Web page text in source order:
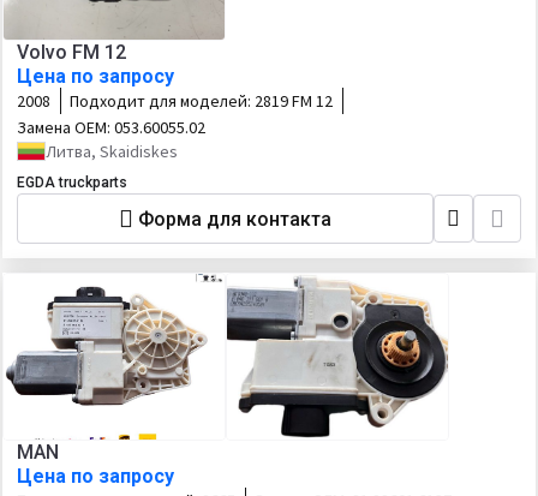
Volvo FM 12
Цена по запросу
2008 Подходит для моделей: 2819 FM 12
Замена OEM: 053.60055.02
Литва, Skaidiskes
EGDA truckparts
Форма для контакта
MAN
Цена по запросу